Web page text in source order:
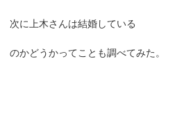
次に上木さんは結婚している
のかどうかってことも調べてみた。